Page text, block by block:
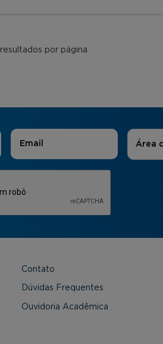
resultados por página
E-mail Áreas
Área
Contato
Dúvidas Frequentes
Ouvidoria Acadêmica